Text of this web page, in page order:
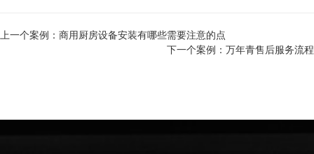
上一个案例： 商用厨房设备安装有哪些需要注意的点
下一个案例： 万年青售后服务流程